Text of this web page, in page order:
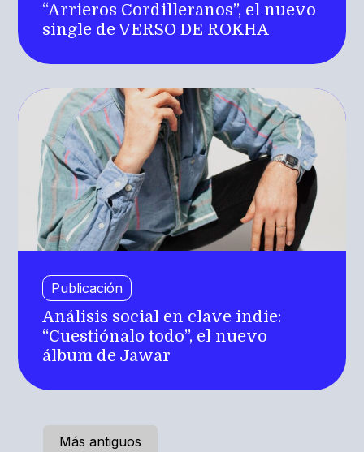
“Arrieros Cordilleranos”, el nuevo
single de VERSO DE ROKHA
Publicación
Análisis social en clave indie:
“Cuestiónalo todo”, el nuevo
álbum de Jawar
Más antiguos